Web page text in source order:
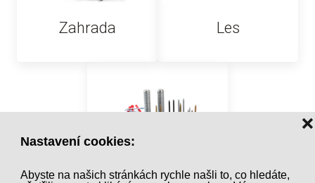
Nastavení cookies:
Abyste na našich stránkách rychle našli to, co hledáte,
❌
Zahrada Les